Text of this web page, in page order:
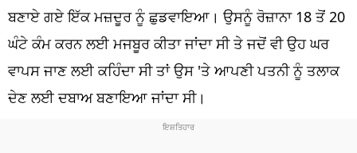
ਲਾਈਫ ਸਟਾਈਲ
ਪੰਜਾਬ
ਧਰਮ
ਬਣਾਏ ਗਏ ਇੱਕ ਮਜ਼ਦੂਰ ਨੂੰ ਛੁਡਵਾਇਆ। ਉਸਨੂੰ ਰੋਜ਼ਾਨਾ 18 ਤੋਂ 20
ਘੰਟੇ ਕੰਮ ਕਰਨ ਲਈ ਮਜਬੂਰ ਕੀਤਾ ਜਾਂਦਾ ਸੀ ਤੇ ਜਦੋਂ ਵੀ ਉਹ ਘਰ
ਵਾਪਸ ਜਾਣ ਲਈ ਕਹਿੰਦਾ ਸੀ ਤਾਂ ਉਸ 'ਤੇ ਆਪਣੀ ਪਤਨੀ ਨੂੰ ਤਲਾਕ
ਦੇਣ ਲਈ ਦਬਾਅ ਬਣਾਇਆ ਜਾਂਦਾ ਸੀ।